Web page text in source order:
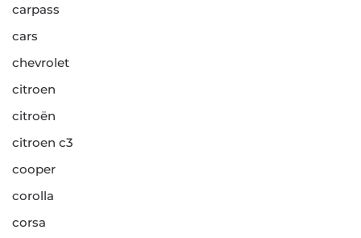
carpass
cars
chevrolet
citroen
citroën
citroen c3
cooper
corolla
corsa